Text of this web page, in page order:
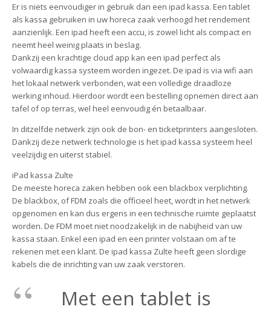
Er is niets eenvoudiger in gebruik dan een ipad kassa. Een tablet
als kassa gebruiken in uw horeca zaak verhoogd het rendement
aanzienlijk. Een ipad heeft een accu, is zowel licht als compact en
neemt heel weinig plaats in beslag.
Dankzij een krachtige cloud app kan een ipad perfect als
volwaardig kassa systeem worden ingezet. De ipad is via wifi aan
het lokaal netwerk verbonden, wat een volledige draadloze
werking inhoud. Hierdoor wordt een bestelling opnemen direct aan
tafel of op terras, wel heel eenvoudig én betaalbaar.
In ditzelfde netwerk zijn ook de bon- en ticketprinters aangesloten.
Dankzij deze netwerk technologie is het ipad kassa systeem heel
veelzijdig en uiterst stabiel.
iPad kassa Zulte
De meeste horeca zaken hebben ook een blackbox verplichting.
De blackbox, of FDM zoals die officieel heet, wordt in het netwerk
opgenomen en kan dus ergens in een technische ruimte geplaatst
worden. De FDM moet niet noodzakelijk in de nabijheid van uw
kassa staan. Enkel een ipad en een printer volstaan om af te
rekenen met een klant. De ipad kassa Zulte heeft geen slordige
kabels die de inrichting van uw zaak verstoren.
Met een tablet is